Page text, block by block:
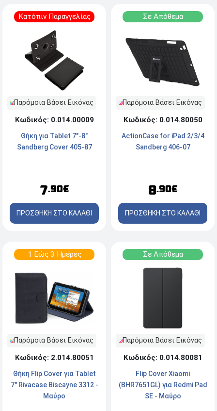
Κατόπιν Παραγγελίας
Παρόμοια Βάσει Εικόνας
Κωδικός: 0.014.00009
Θήκη για Tablet 7"-8"
Sandberg Cover 405-87
7.90€
ΠΡΟΣΘΗΚΗ ΣΤΟ ΚΑΛΑΘΙ
Σε Απόθεμα
Παρόμοια Βάσει Εικόνας
Κωδικός: 0.014.80050
ActionCase for iPad 2/3/4
Sandberg 406-07
8.90€
ΠΡΟΣΘΗΚΗ ΣΤΟ ΚΑΛΑΘΙ
1 Εώς 3 Ημέρες
Παρόμοια Βάσει Εικόνας
Κωδικός: 2.014.80051
Θήκη Flip Cover για Tablet
7" Rivacase Biscayne 3312 -
Μαύρο
Σε Απόθεμα
Παρόμοια Βάσει Εικόνας
Κωδικός: 0.014.80081
Flip Cover Xiaomi
(BHR7651GL) για Redmi Pad
SE - Μαύρο